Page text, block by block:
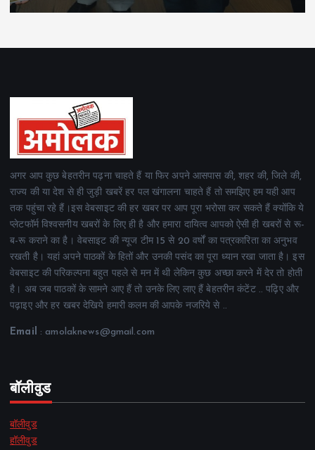
अगर आप कुछ बेहतरीन पढ़ना चाहते हैं या फिर अपने आसपास की, शहर की, जिले की,
राज्य की या देश से ही जुड़ी खबरें हर पल खंगालना चाहते हैं तो समझिए हम यही आप
तक पहुंचा रहे हैं।इस वेबसाइट की हर खबर पर आप पूरा भरोसा कर सकते हैं क्योंकि ये
प्लेटफॉर्म विश्वसनीय खबरों के लिए ही है और हमारा दायित्व आपको ऐसी ही खबरों से रू-
ब-रू कराने का है। वेबसाइट की न्यूज टीम 15 से 20 वर्षों का पत्रकारिता का अनुभव
रखती है। यहां अपने पाठकों के हितों और उनकी पसंद का पूरा ध्यान रखा जाता है। इस
वेबसाइट की परिकल्पना बहुत पहले से मन में थी लेकिन कुछ अच्छा करने में देर तो होती
है। अब जब पाठकों के सामने आए हैं तो उनके लिए लाए हैं बेहतरीन कंटेंट .. पढ़िए और
पढ़ाइए और हर खबर देखिये हमारी कलम की आपके नजरिये से ..
Email : amolaknews@gmail.com
बॉलीवुड
बॉलीवुड
हॉलीवुड